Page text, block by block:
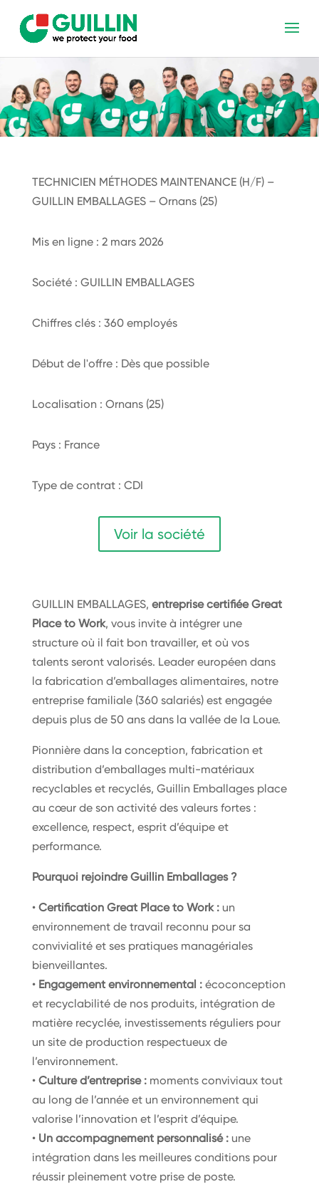
TECHNICIEN MÉTHODES MAINTENANCE (H/F) –
GUILLIN EMBALLAGES – Ornans (25)
Mis en ligne : 2 mars 2026
Société : GUILLIN EMBALLAGES
Chiffres clés : 360 employés
Début de l'offre : Dès que possible
Localisation : Ornans (25)
Pays : France
Type de contrat : CDI
Voir la société
GUILLIN EMBALLAGES, entreprise certifiée Great
Place to Work, vous invite à intégrer une
structure où il fait bon travailler, et où vos
talents seront valorisés. Leader européen dans
la fabrication d’emballages alimentaires, notre
entreprise familiale (360 salariés) est engagée
depuis plus de 50 ans dans la vallée de la Loue.
Pionnière dans la conception, fabrication et
distribution d’emballages multi-matériaux
recyclables et recyclés, Guillin Emballages place
au cœur de son activité des valeurs fortes :
excellence, respect, esprit d’équipe et
performance.
Pourquoi rejoindre Guillin Emballages ?
• Certification Great Place to Work :un
environnement de travail reconnu pour sa
convivialité et ses pratiques managériales
bienveillantes.
• Engagement environnemental :écoconception
et recyclabilité de nos produits, intégration de
matière recyclée, investissements réguliers pour
un site de production respectueux de
l’environnement.
• Culture d’entreprise :moments conviviaux tout
au long de l’année et un environnement qui
valorise l’innovation et l’esprit d’équipe.
• Un accompagnement personnalisé :une
intégration dans les meilleures conditions pour
réussir pleinement votre prise de poste.